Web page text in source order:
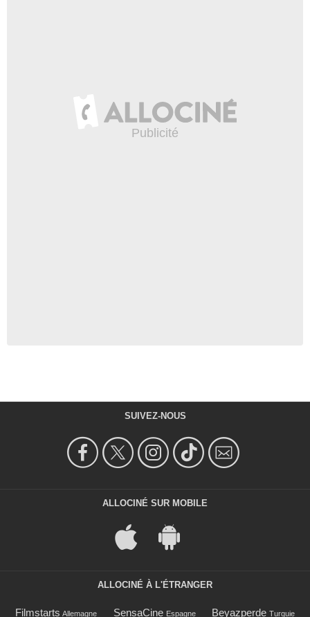
SUIVEZ-NOUS
ALLOCINÉ SUR MOBILE
ALLOCINÉ À L'ÉTRANGER
Filmstarts Allemagne SensaCine Espagne Beyazperde Turquie